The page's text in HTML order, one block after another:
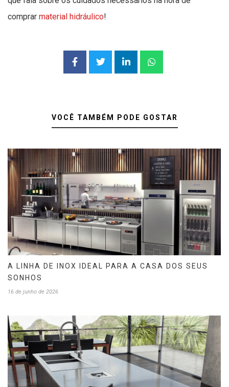
comprar material hidráulico!
VOCÊ TAMBÉM PODE GOSTAR
A LINHA DE INOX IDEAL PARA A CASA DOS SEUS
SONHOS
16 de junho de 2026